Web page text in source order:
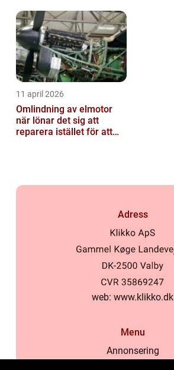
11 april 2026
Omlindning av elmotor
när lönar det sig att
reparera istället för att
Adress
web: www.klikko.dk
Menu
Annonsering